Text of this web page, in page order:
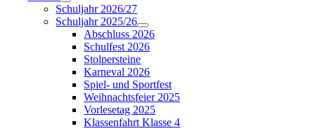
Schuljahr 2026/27
Schuljahr 2025/26
Abschluss 2026
Schulfest 2026
Stolpersteine
Karneval 2026
Spiel- und Sportfest
Weihnachtsfeier 2025
Vorlesetag 2025
Klassenfahrt Klasse 4